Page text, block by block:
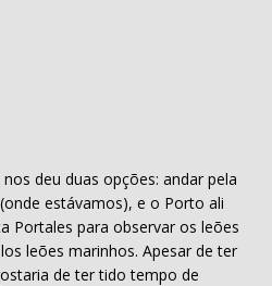
deu duas opções: andar pela
estávamos), e o Porto ali
Portales para observar os leões
leões marinhos. Apesar de ter
de ter tido tempo de